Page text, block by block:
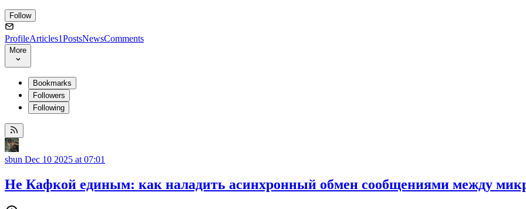
Follow
ProfileArticles1PostsNewsComments
More
Bookmarks
Followers
Following
sbun Dec 10 2025 at 07:01
Не Кафкой единым: как наладить асинхронный обмен сообщениями между